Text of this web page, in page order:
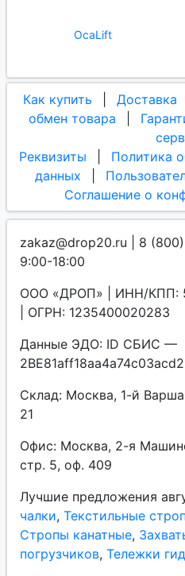
OcaLift
Как купить Доставка
обмен товара
Реквизиты
Политика
данных
Соглашение о
zakaz@drop20.ru | 8
9:00-18:00
ООО «ДРОП» | ИНН/КПП:
| ОГРН: 1235400020283
Данные ЭДО: ID СБИС —
Склад: Москва, 1-й
21
Офис: Москва, 2-я
стр. 5, оф. 409
Лучшие предложения
чалки, Текстильные
Стропы канатные,
погрузчиков, Тележки